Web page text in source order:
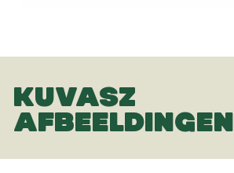
KUVASZ
AFBEELDINGEN